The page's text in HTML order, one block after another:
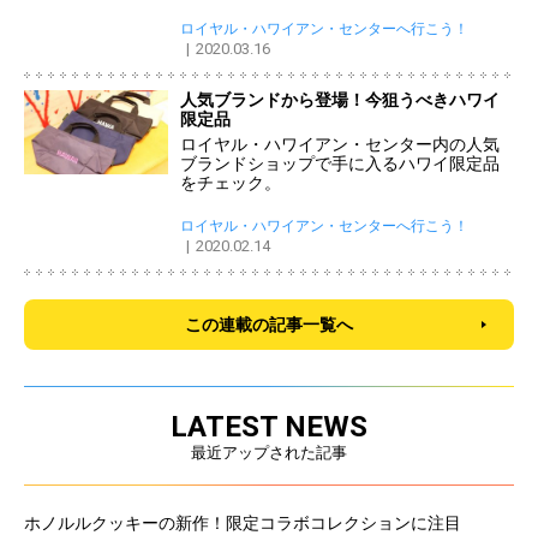
ロイヤル・ハワイアン・センターへ行こう！
2020.03.16
人気ブランドから登場！今狙うべきハワイ
限定品
ロイヤル・ハワイアン・センター内の人気
ブランドショップで手に入るハワイ限定品
をチェック。
ロイヤル・ハワイアン・センターへ行こう！
2020.02.14
この連載の記事一覧へ
LATEST NEWS
最近アップされた記事
ホノルルクッキーの新作！限定コラボコレクションに注目